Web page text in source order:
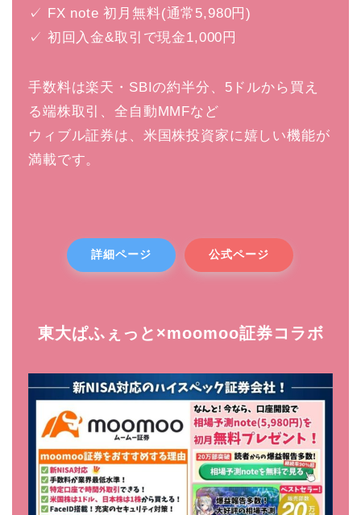
✓ FX note 初月無料(通常5,980円)
✓ 初回入金&取引で現金1,000円
手数料は楽天・SBIの約半分、5ドルから買え
る端株取引、全自動MMFなど
ウィブル証券は、米国株投資家に嬉しい機能が
満載です。
詳細ページ 公式ページ
東大ぱふぇっと×moomoo証券コラボ